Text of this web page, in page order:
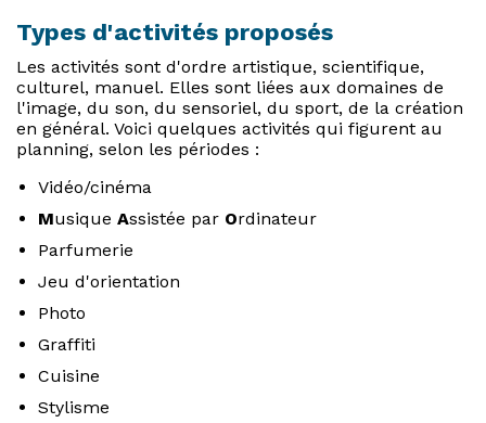
Types d'activités proposés
Les activités sont d'ordre artistique, scientifique,
culturel, manuel. Elles sont liées aux domaines de
l'image, du son, du sensoriel, du sport, de la création
en général. Voici quelques activités qui figurent au
planning, selon les périodes :
Vidéo/cinéma
Musique Assistée par Ordinateur
Parfumerie
Jeu d'orientation
Photo
Graffiti
Cuisine
Stylisme